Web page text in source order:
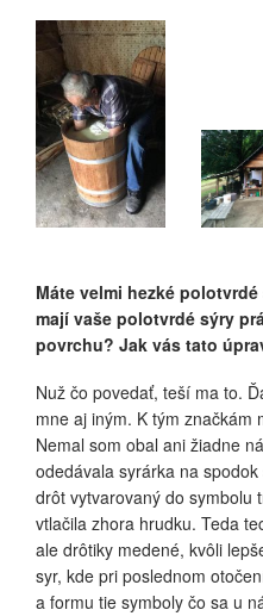
Máte velmi hezké
mají vaše polotvrdé sýry
povrchu? Jak vás tato
Nuž čo povedať, teší ma to.
mne aj iným. K tým značkám
Nemal som obal ani žiadne
odedávala syrárka na
drôt vytvarovaný do symbolu
vtlačila zhora hrudku. Teda
ale drôtiky medené, kvôli
syr, kde pri poslednom
a formu tie symboly čo sa u